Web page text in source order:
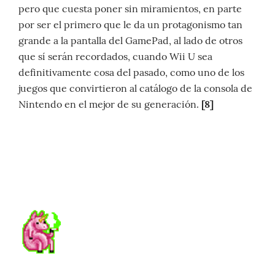
pero que cuesta poner sin miramientos, en parte
por ser el primero que le da un protagonismo tan
grande a la pantalla del GamePad, al lado de otros
que sí serán recordados, cuando Wii U sea
definitivamente cosa del pasado, como uno de los
juegos que convirtieron al catálogo de la consola de
Nintendo en el mejor de su generación. [8]